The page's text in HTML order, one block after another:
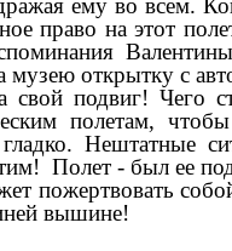
ему во всем.
право на этот
музею открытку с
Чего
полетам,
Нештатные
Полет - был ее
пожертвовать
вышине!